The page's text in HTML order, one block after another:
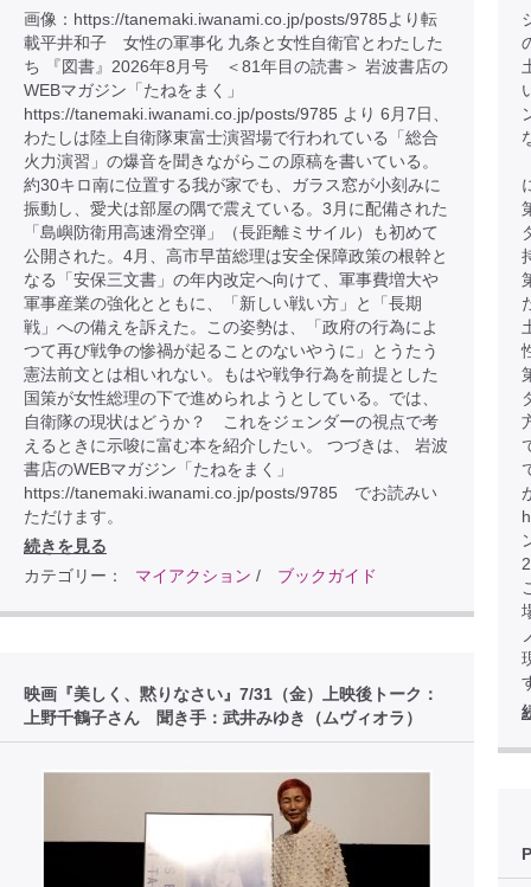
画像：https://tanemaki.iwanami.co.jp/posts/9785より転
載平井和子 女性の軍事化 九条と女性自衛官とわたした
ち 『図書』2026年8月号 ＜81年目の読書＞ 岩波書店の
WEBマガジン「たねをまく」
https://tanemaki.iwanami.co.jp/posts/9785 より 6月7日、
わたしは陸上自衛隊東富士演習場で行われている「総合
火力演習」の爆音を聞きながらこの原稿を書いている。
約30キロ南に位置する我が家でも、ガラス窓が小刻みに
振動し、愛犬は部屋の隅で震えている。3月に配備された
「島嶼防衛用高速滑空弾」（長距離ミサイル）も初めて
公開された。4月、高市早苗総理は安全保障政策の根幹と
なる「安保三文書」の年内改定へ向けて、軍事費増大や
軍事産業の強化とともに、「新しい戦い方」と「長期
戦」への備えを訴えた。この姿勢は、「政府の行為によ
つて再び戦争の惨禍が起ることのないやうに」とうたう
憲法前文とは相いれない。もはや戦争行為を前提とした
国策が女性総理の下で進められようとしている。では、
自衛隊の現状はどうか？ これをジェンダーの視点で考
えるときに示唆に富む本を紹介したい。 つづきは、 岩波
書店のWEBマガジン「たねをまく」
https://tanemaki.iwanami.co.jp/posts/9785 でお読みい
ただけます。
続きを見る
カテゴリー：
マイアクション / ブックガイド
映画『美しく、黙りなさい』7/31（金）上映後トーク：
上野千鶴子さん 聞き手：武井みゆき（ムヴィオラ）